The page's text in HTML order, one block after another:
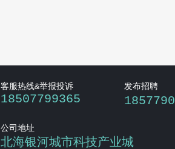
客服热线&举报投诉
18507799365
发布招聘
公司地址
北海银河城市科技产业城